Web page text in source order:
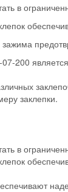
в
зажима
200
заклепки.
в